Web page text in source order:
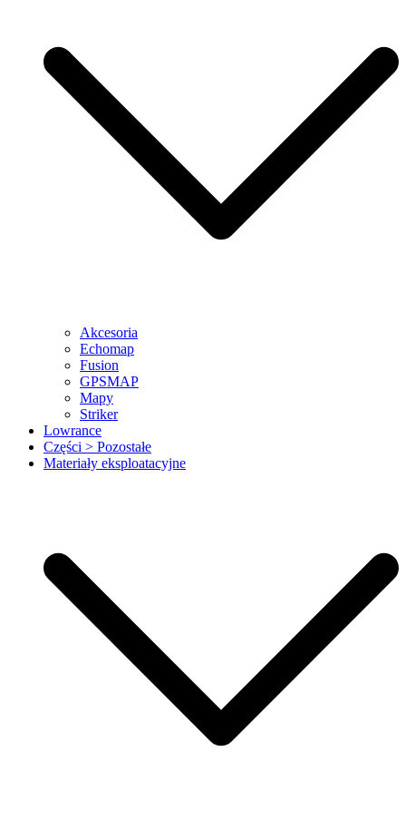
Akcesoria
Echomap
Fusion
GPSMAP
Mapy
Striker
Lowrance
Części > Pozostałe
Materiały eksploatacyjne